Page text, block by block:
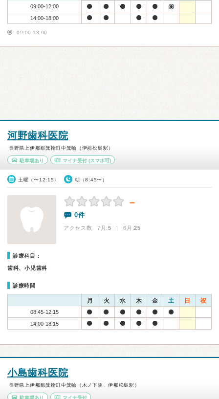
09:00-12:00
14:00-18:00
09:00-13:00
河野歯科医院
長野県上伊那郡箕輪町中箕輪（伊那松島駅）
駐車場あり マイナ受付(スマホ可)
土曜（〜12:15） 朝（8:45〜）
－
0件
アクセス数 7月:5 | 6月:25
診療科目：
歯科、小児歯科
診療時間
月 火 水 木 金 土 日 祝
08:45-12:15
14:00-18:15
小島歯科医院
長野県上伊那郡箕輪町中箕輪（木ノ下駅、伊那松島駅）
駐車場あり マイナ受付